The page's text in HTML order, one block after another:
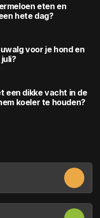
eten en
hete dag?
voor je hond en
een dikke vacht in de
koeler te houden?